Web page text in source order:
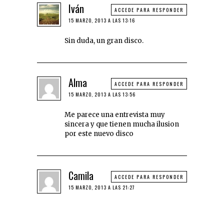
Iván
15 MARZO, 2013 A LAS 13:16
Sin duda, un gran disco.
ACCEDE PARA RESPONDER
Alma
15 MARZO, 2013 A LAS 13:56
Me parece una entrevista muy
sincera y que tienen mucha ilusion
por este nuevo disco
ACCEDE PARA RESPONDER
Camila
15 MARZO, 2013 A LAS 21:27
ACCEDE PARA RESPONDER